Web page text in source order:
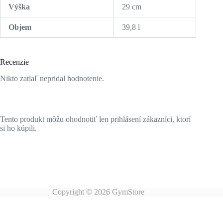
Výška 29 cm
Objem 39,8 l
Recenzie
Nikto zatiaľ nepridal hodnotenie.
Tento produkt môžu ohodnotiť len prihlásení zákazníci, ktorí
si ho kúpili.
Copyright © 2026 GymStore